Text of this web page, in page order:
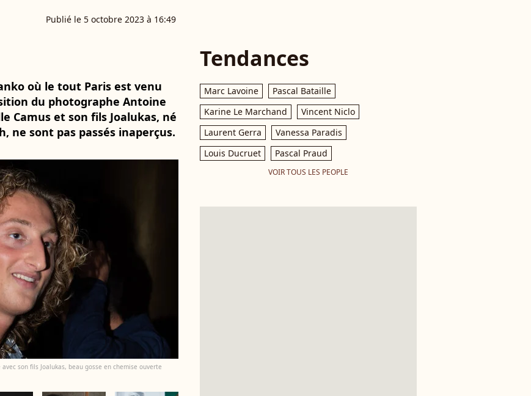
Publié le 5 octobre 2023 à 16:49
où le tout Paris est venu
du photographe Antoine
Camus et son fils Joalukas, né
ne sont pas passés inaperçus.
son fils Joalukas, beau gosse en chemise ouverte
Tendances
Marc Lavoine
Pascal Bataille
Karine Le Marchand
Vincent Niclo
Laurent Gerra
Vanessa Paradis
Louis Ducruet
Pascal Praud
VOIR TOUS LES PEOPLE